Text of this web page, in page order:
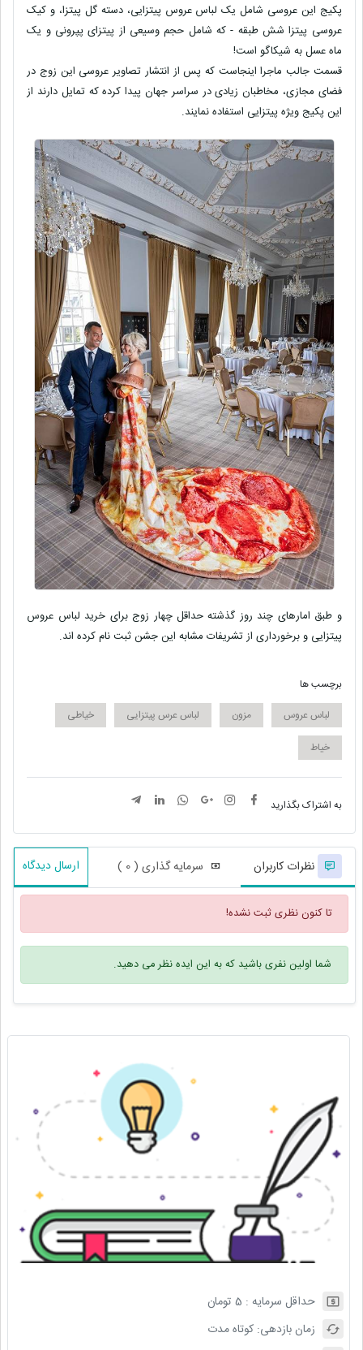
حداقل سرمایه : 5 تومان
زمان بازدهی:کوتاه مدت
پکیج این عروسی شامل یک لباس عروس پیتزایی، دسته گل پیتزا، و کیک
عروسی پیتزا شش طبقه - که شامل حجم وسیعی از پیتزای پپرونی و یک
ماه عسل به شیکاگو است!
قسمت جالب ماجرا اینجاست که پس از انتشار تصاویر عروسی این زوج در
فضای مجازی، مخاطبان زیادی در سراسر جهان پیدا کرده که تمایل دارند از
این پکیج ویژه پیتزایی استفاده نمایند.
و طبق امارهای چند روز گذشته حداقل چهار زوج برای خرید لباس عروس
پیتزایی و برخورداری از تشریفات مشابه این جشن ثبت نام کرده اند.
برچسب ها
لباس عروس
مزون لباس عرس پیتزایی
خیاطی
خیاط
به اشتراک بگذارید
نظرات کاربران سرمایه گذاری ( 0 ) ارسال دیدگاه
تا کنون نظری ثبت نشده!
شما اولین نفری باشید که به این ایده نظر می دهید.